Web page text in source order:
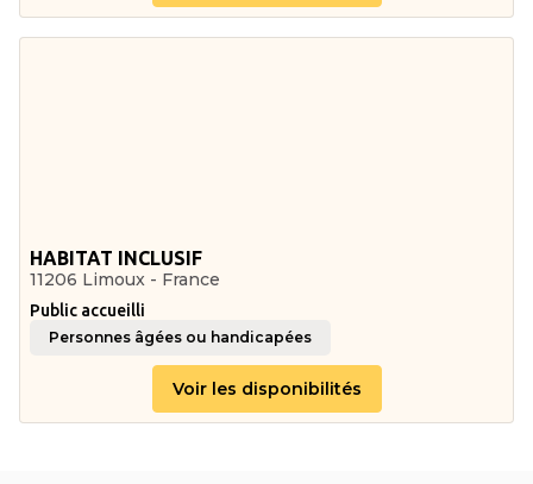
HABITAT INCLUSIF
11206 Limoux - France
Public accueilli
Personnes âgées ou handicapées
Voir les disponibilités